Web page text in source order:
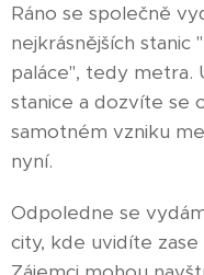
Ráno se společně
nejkrásnějších
paláce", tedy metra.
stanice a dozvíte se
samotném vzniku
nyní.
Odpoledne se
city, kde uvidíte